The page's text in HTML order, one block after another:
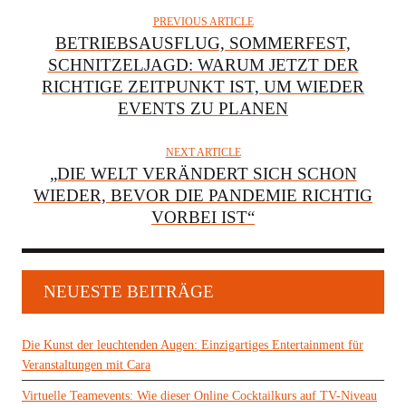
PREVIOUS ARTICLE
BETRIEBSAUSFLUG, SOMMERFEST,
SCHNITZELJAGD: WARUM JETZT DER
RICHTIGE ZEITPUNKT IST, UM WIEDER
EVENTS ZU PLANEN
NEXT ARTICLE
„DIE WELT VERÄNDERT SICH SCHON
WIEDER, BEVOR DIE PANDEMIE RICHTIG
VORBEI IST“
NEUESTE BEITRÄGE
Die Kunst der leuchtenden Augen: Einzigartiges Entertainment für
Veranstaltungen mit Cara
Virtuelle Teamevents: Wie dieser Online Cocktailkurs auf TV-Niveau